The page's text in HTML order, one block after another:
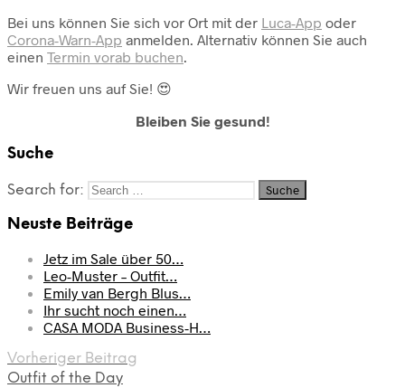
Bei uns können Sie sich vor Ort mit der Luca-App oder
Corona-Warn-App anmelden. Alternativ können Sie auch
einen Termin vorab buchen.
Wir freuen uns auf Sie! 😍
Bleiben Sie gesund!
Suche
Search for:
Neuste Beiträge
Jetz im Sale über 50…
Leo-Muster – Outfit…
Emily van Bergh Blus…
Ihr sucht noch einen…
CASA MODA Business-H…
Vorheriger Beitrag
Outfit of the Day